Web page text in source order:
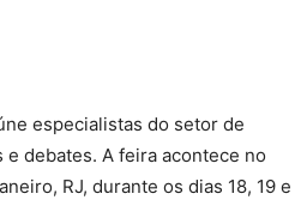
especialistas do setor de
debates. A feira acontece no
RJ, durante os dias 18, 19 e